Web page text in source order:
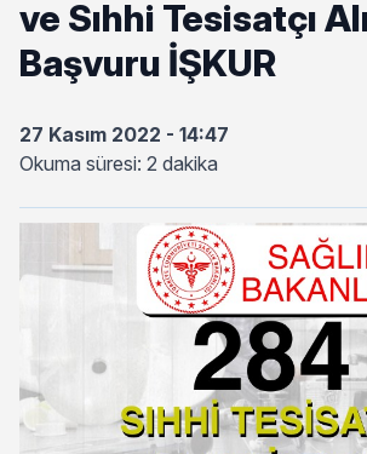
ve Sıhhi Tesisatçı
Başvuru İŞKUR
27 Kasım 2022 - 14:47
Okuma süresi: 2 dakika